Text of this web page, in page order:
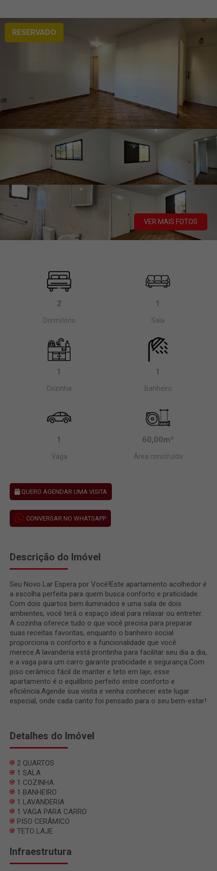
RESERVADO
VER MAIS FOTOS
2
Dormitório
1
Sala
1
Cozinha
1
Banheiro
1
Vaga
60,00m²
Área construída
QUERO AGENDAR UMA VISITA
CONVERSAR NO WHATSAPP
Descrição do Imóvel
Seu Novo Lar Espera por Você!Este apartamento acolhedor é
a escolha perfeita para quem busca conforto e praticidade.
Com dois quartos bem iluminados e uma sala de dois
ambientes, você terá o espaço ideal para relaxar ou entreter.
A cozinha oferece tudo o que você precisa para preparar
suas receitas favoritas, enquanto o banheiro social
proporciona o conforto e a funcionalidade que você
merece.A lavanderia está prontinha para facilitar seu dia a dia,
e a vaga para um carro garante praticidade e segurança.Com
piso cerâmico fácil de manter e teto em laje, esse
apartamento é o equilíbrio perfeito entre conforto e
eficiência.Agende sua visita e venha conhecer este lugar
especial, onde cada canto foi pensado para o seu bem-estar!
Detalhes do Imóvel
2 QUARTOS
1 SALA
1 COZINHA
1 BANHEIRO
1 LAVANDERIA
1 VAGA PARA CARRO
PISO CERÂMICO
TETO LAJE
Infraestrutura